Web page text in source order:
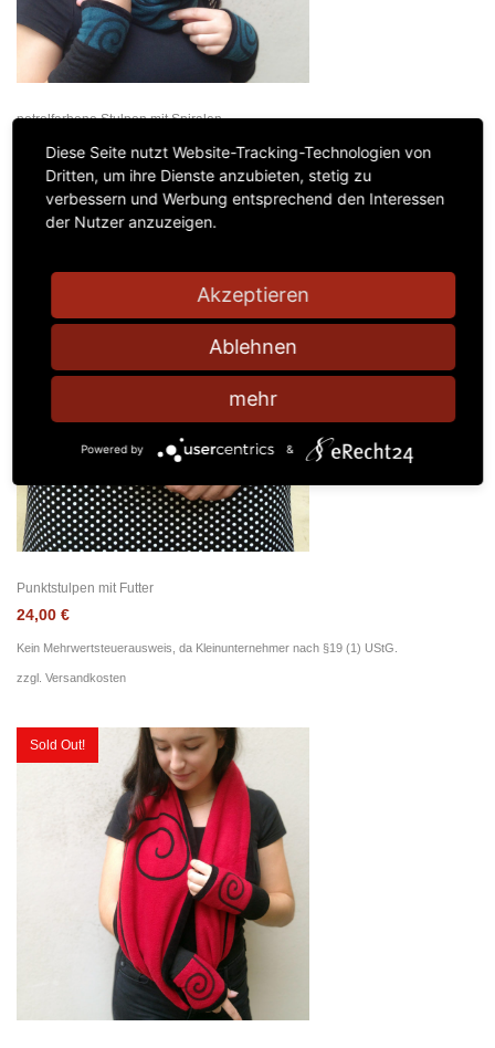
petrolfarbene Stulpen mit Spiralen
26,00€
Kein Mehrwertsteuerausweis, da Kleinunternehmer nach §19 (1) UStG.
Versandkosten
Punktstulpen mit Futter
24,00 €
Kein Mehrwertsteuerausweis, da Kleinunternehmer nach §19 (1) UStG.
zzgl. Versandkosten
Sold Out!
Diese Seite nutzt Website-Tracking-Technologien von
Dritten, um ihre Dienste anzubieten, stetig zu
verbessern und Werbung entsprechend den Interessen
der Nutzer anzuzeigen.
Akzeptieren
Ablehnen
mehr
Powered by &